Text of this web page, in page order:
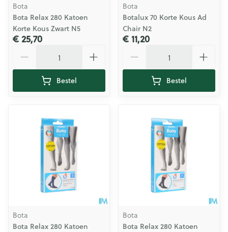
Bota
Bota Relax 280 Katoen
Korte Kous Zwart N5
€ 25,70
Bestel
Bota
Botalux 70 Korte Kous Ad
Chair N2
€ 11,20
Bestel
Bota
Bota Relax 280 Katoen
Bota
Bota Relax 280 Katoen